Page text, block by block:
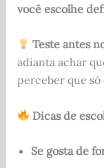
você escolhe
Teste antes
adianta achar
perceber que
Dicas de
Se gosta de